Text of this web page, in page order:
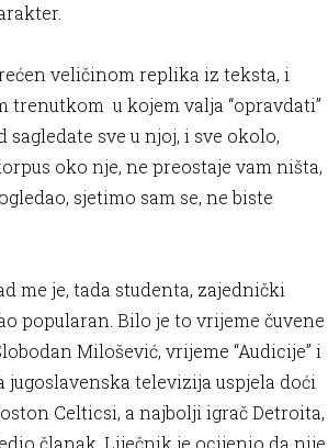
veličinom replika iz teksta, i
trenutkom u kojem valja “opravdati”
sve u njoj, i sve okolo,
oko nje, ne preostaje vam ništa,
sjetimo sam se, ne biste
me je, tada studenta, zajednički
popularan. Bilo je to vrijeme čuvene
Milošević, vrijeme “Audicije” i
jugoslavenska televizija uspjela doći
Celticsi, a najbolji igrač Detroita,